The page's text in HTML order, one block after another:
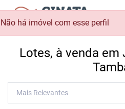
Lotes, à venda em
Não há imóvel com esse perfil